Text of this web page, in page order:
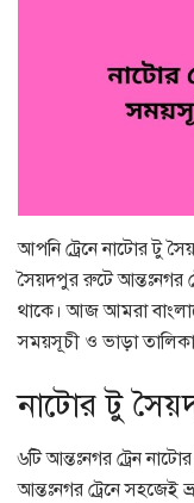
আপনি ট্রেনে নাটোর টু
সৈয়দপুর রুটে আন্তঃনগর
থাকে। আজ আমরা
সময়সূচী ও ভাড়া তালিকা
নাটোর টু
৬টি আন্তঃনগর ট্রেন
আন্তঃনগর ট্রেনে সহজেই